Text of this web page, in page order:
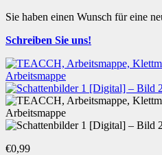
Sie haben einen Wunsch für eine
Schreiben Sie uns!
€0,99